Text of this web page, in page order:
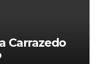
Carrazedo